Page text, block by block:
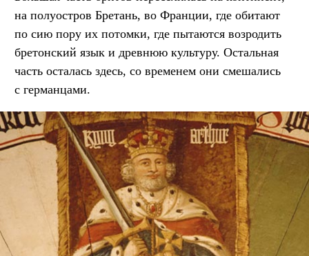
на полуостров Бретань, во Франции, где обитают
по сию пору их потомки, где пытаются возродить
бретонский язык и древнюю культуру. Остальная
часть осталась здесь, со временем они смешались
с германцами.